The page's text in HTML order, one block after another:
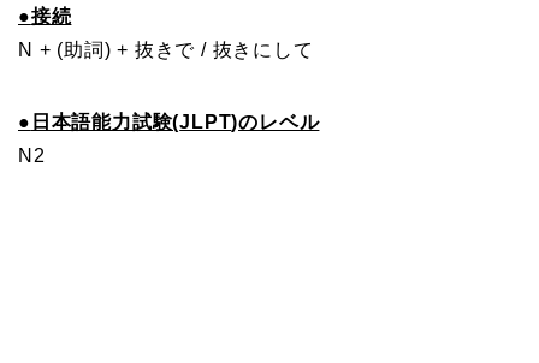
●接続
N + (助詞) + 抜きで / 抜きにして
● 日本語能力試験(JLPT)のレベル
N2